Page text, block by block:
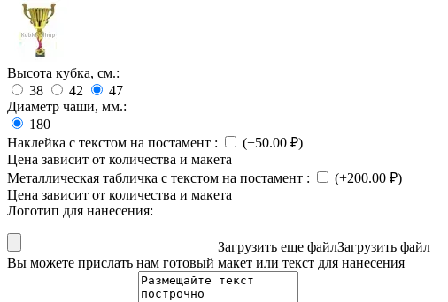
Высота кубка, см.:
38
42
47
Диаметр чаши, мм.:
180
Наклейка с текстом на постамент : (+50.00 ₽)
Цена зависит от количества и макета
Металлическая табличка с текстом на постамент : (+200.00 ₽)
Цена зависит от количества и макета
Логотип для нанесения:
Загрузить еще файлЗагрузить файл
Вы можете прислать нам готовый макет или текст для нанесения